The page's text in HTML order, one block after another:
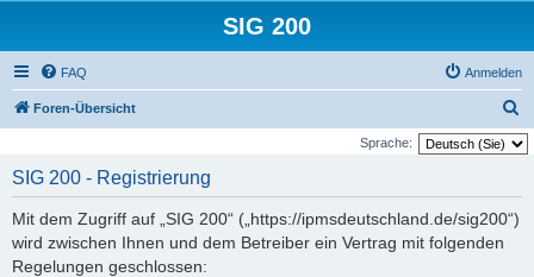
SIG 200
FAQ Anmelden
Foren-Übersicht
u
Sprache:
SIG 200 - Registrierung
Mit dem Zugriff auf „SIG 200“ („https://ipmsdeutschland.de/sig200“)
wird zwischen Ihnen und dem Betreiber ein Vertrag mit folgenden
Regelungen geschlossen: